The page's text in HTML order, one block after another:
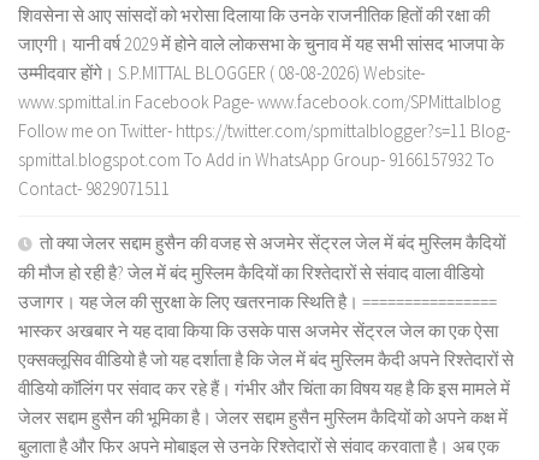
शिवसेना से आए सांसदों को भरोसा दिलाया कि उनके राजनीतिक हितों की रक्षा की
जाएगी। यानी वर्ष 2029 में होने वाले लोकसभा के चुनाव में यह सभी सांसद भाजपा के
उम्मीदवार होंगे। S.P.MITTAL BLOGGER ( 08-08-2026) Website-
www.spmittal.in Facebook Page- www.facebook.com/SPMittalblog
Follow me on Twitter- https://twitter.com/spmittalblogger?s=11 Blog-
spmittal.blogspot.com To Add in WhatsApp Group- 9166157932 To
Contact- 9829071511
तो क्या जेलर सद्दाम हुसैन की वजह से अजमेर सेंट्रल जेल में बंद मुस्लिम कैदियों
की मौज हो रही है? जेल में बंद मुस्लिम कैदियों का रिश्तेदारों से संवाद वाला वीडियो
उजागर। यह जेल की सुरक्षा के लिए खतरनाक स्थिति है। ================
भास्कर अखबार ने यह दावा किया कि उसके पास अजमेर सेंट्रल जेल का एक ऐसा
एक्सक्लूसिव वीडियो है जो यह दर्शाता है कि जेल में बंद मुस्लिम कैदी अपने रिश्तेदारों से
वीडियो कॉलिंग पर संवाद कर रहे हैं। गंभीर और चिंता का विषय यह है कि इस मामले में
जेलर सद्दाम हुसैन की भूमिका है। जेलर सद्दाम हुसैन मुस्लिम कैदियों को अपने कक्ष में
बुलाता है और फिर अपने मोबाइल से उनके रिश्तेदारों से संवाद करवाता है। अब एक